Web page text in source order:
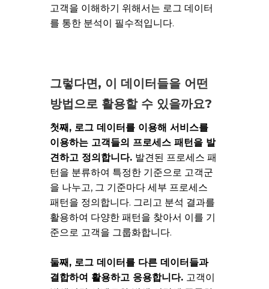
고객을 이해하기 위해서는 로그 데이터
를 통한 분석이 필수적입니다.
그렇다면, 이 데이터들을 어떤
방법으로 활용할 수 있을까요?
첫째 , 로그 데이터를 이용해 서비스를
이용하는 고객들의 프로세스 패턴을 발
견하고 정의합니다. 발견된 프로세스 패
턴을 분류하여 특정한 기준으로 고객군
을 나누고, 그 기준마다 세부 프로세스
패턴을 정의합니다. 그리고 분석 결과를
활용하여 다양한 패턴을 찾아서 이를 기
준으로 고객을 그룹화합니다.
둘째 , 로그 데이터를 다른 데이터들과
결합하여 활용하고 응용합니다. 고객이